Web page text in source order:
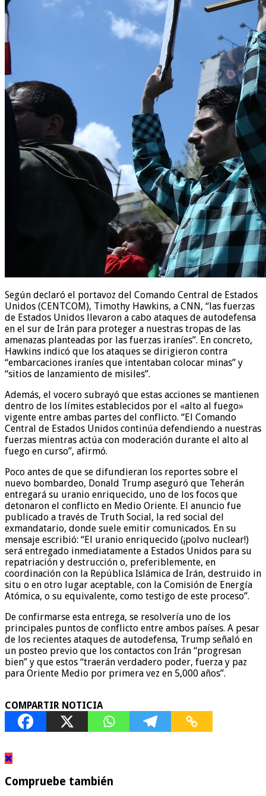
Según declaró el portavoz del Comando Central de Estados
Unidos (CENTCOM), Timothy Hawkins, a CNN, “las fuerzas
de Estados Unidos llevaron a cabo ataques de autodefensa
en el sur de Irán para proteger a nuestras tropas de las
amenazas planteadas por las fuerzas iraníes”. En concreto,
Hawkins indicó que los ataques se dirigieron contra
“embarcaciones iraníes que intentaban colocar minas” y
“sitios de lanzamiento de misiles”.
Además, el vocero subrayó que estas acciones se mantienen
dentro de los límites establecidos por el «alto al fuego»
vigente entre ambas partes del conflicto. “El Comando
Central de Estados Unidos continúa defendiendo a nuestras
fuerzas mientras actúa con moderación durante el alto al
fuego en curso”, afirmó.
Poco antes de que se difundieran los reportes sobre el
nuevo bombardeo, Donald Trump aseguró que Teherán
entregará su uranio enriquecido, uno de los focos que
detonaron el conflicto en Medio Oriente. El anuncio fue
publicado a través de Truth Social, la red social del
exmandatario, donde suele emitir comunicados. En su
mensaje escribió: “El uranio enriquecido (¡polvo nuclear!)
será entregado inmediatamente a Estados Unidos para su
repatriación y destrucción o, preferiblemente, en
coordinación con la República Islámica de Irán, destruido in
situ o en otro lugar aceptable, con la Comisión de Energía
Atómica, o su equivalente, como testigo de este proceso”.
De confirmarse esta entrega, se resolvería uno de los
principales puntos de conflicto entre ambos países. A pesar
de los recientes ataques de autodefensa, Trump señaló en
un posteo previo que los contactos con Irán “progresan
bien” y que estos “traerán verdadero poder, fuerza y paz
para Oriente Medio por primera vez en 5,000 años”.
COMPARTIR NOTICIA
Compruebe también